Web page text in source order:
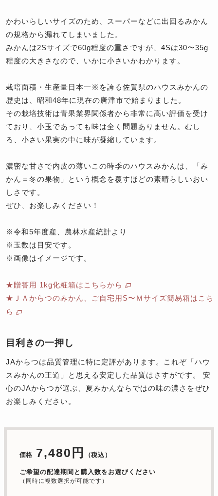
かわいらしいサイズのため、スーパーなどに出回るみかん
の規格から漏れてしまいました。
みかんは2Sサイズで60g程度の重さですが、4Sは30〜35g
程度の大きさなので、いかに小さいかわかります。
栽培面積・生産量日本一※を誇る佐賀県のハウスみかんの
歴史は、昭和48年に現在の唐津市で始まりました。
その栽培技術は青果業界関係者から非常に高い評価を受け
ており、小玉であっても味は全く問題ありません。むし
ろ、小さい果実の中に味が凝縮しています。
濃密な甘さで内皮の薄いこの時季のハウスみかんは、「み
かん＝冬の果物」という概念を覆すほどの素晴らしいおい
しさです。
ぜひ、お楽しみください！
※令和5年度産、農林水産統計より
※玉数は目安です。
※画像はイメージです。
★贈答用 1kg化粧箱はこちらから
★ＪＡからつのみかん、ご自宅用S〜Ｍサイズ簡易箱はこち
ら
目利きの一押し
JAからつは品質管理に特に定評があります。これぞ「ハウ
スみかんの王道」と思える安定した品質はさすがです。 安
心のJAからつが選ぶ、夏みかんならではの味の濃さをぜひ
お楽しみください。
価格 7,480円 （税込）
ご希望の配達期間と購入数をお選びください
（同時に複数選択が可能です）